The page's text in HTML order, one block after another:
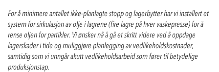
For å minimere antallet ikke-planlagte stopp og lagerbytter har vi installert et
system for sirkulasjon av olje i lagrene (fire lagre på hver vaskepresse) for å
rense oljen for partikler. Vi ønsker nå å gå et skritt videre ved å oppdage
lagerskader i tide og muliggjøre planlegging av vedlikeholdskostnader,
samtidig som vi unngår akutt vedlikeholdsarbeid som fører til betydelige
produksjonstap.